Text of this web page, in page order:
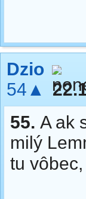
Dzio
54▲
55. A ak
milý
tu